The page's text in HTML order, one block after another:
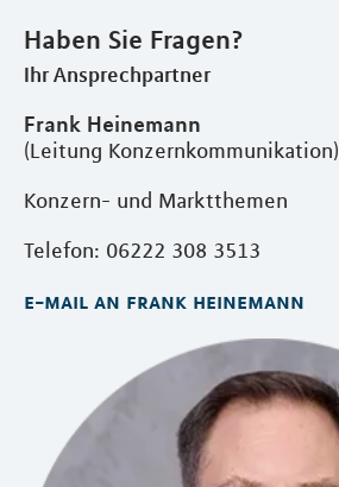
Haben Sie Fragen?
Ihr Ansprechpartner
Frank Heinemann
(Leitung Konzernkommunikation)
Konzern- und Marktthemen
Telefon: 06222 308 3513
e-mail an frank heinemann